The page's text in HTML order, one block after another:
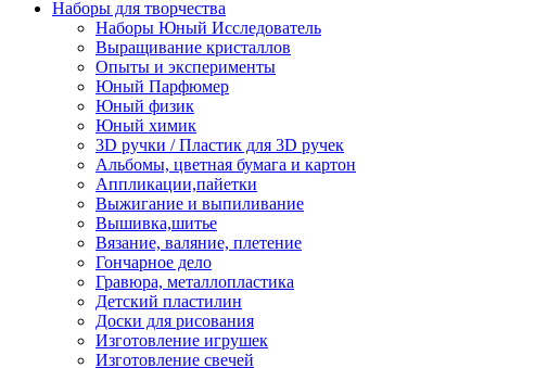
Наборы для творчества
Наборы Юный Исследователь
Выращивание кристаллов
Опыты и эксперименты
Юный Парфюмер
Юный физик
Юный химик
3D ручки / Пластик для 3D ручек
Альбомы, цветная бумага и картон
Аппликации,пайетки
Выжигание и выпиливание
Вышивка,шитье
Вязание, валяние, плетение
Гончарное дело
Гравюра, металлопластика
Детский пластилин
Доски для рисования
Изготовление игрушек
Изготовление свечей